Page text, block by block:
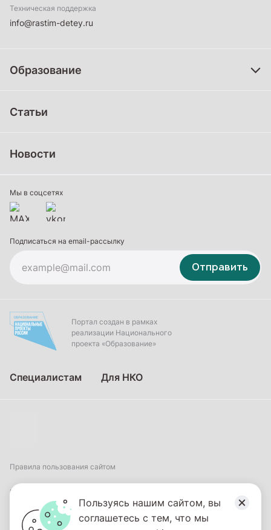
Техническая поддержка
info@rastim-detey.ru
Образование
Дополнительное образование
Статьи
Новости
Мы в соцсетях
Подписаться на email-рассылку
Отправить
Портал создан в рамках
реализации Национального
проекта «Образование»
Специалистам Для НКО
Правила пользования сайтом
Пользовательское соглашение
Политика обработки персональных данных
Пользуясь нашим сайтом, вы
соглашетесь с тем, что мы